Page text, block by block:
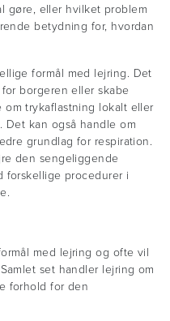
gøre, eller hvilket problem
betydning for, hvordan
formål med lejring. Det
borgeren eller skabe
trykaflastning lokalt eller
kan også handle om
grundlag for respiration.
den sengeliggende
forskellige procedurer i
med lejring og ofte vil
set handler lejring om
forhold for den